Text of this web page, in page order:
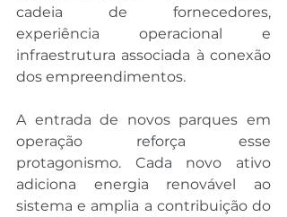
cadeia de fornecedores,
experiência operacional e
infraestrutura associada à conexão
dos empreendimentos.
A entrada de novos parques em
operação reforça esse
protagonismo. Cada novo ativo
adiciona energia renovável ao
sistema e amplia a contribuição do